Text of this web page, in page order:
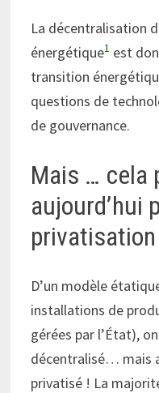
La décentralisation
énergétique1 est
transition
questions de
de gouvernance.
Mais … cela
aujourd’hui
privatisation
D’un modèle
installations de
gérées par l’État),
décentralisé… mais
privatisé ! La